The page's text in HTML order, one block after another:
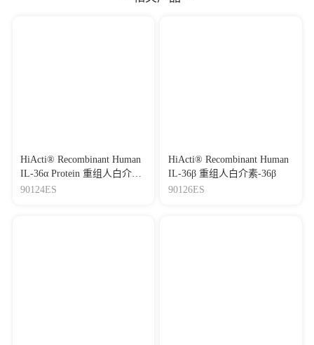
HiActi® Recombinant Human
IL-36α Protein 重组人白介
素-36α
90124ES
HiActi® Recombinant Human
IL-36β 重组人白介素-36β
90126ES